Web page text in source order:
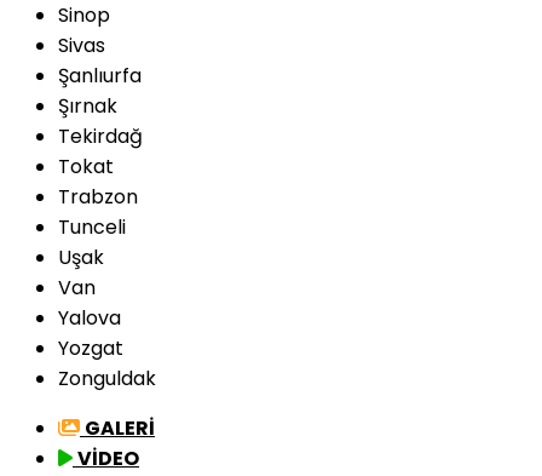
Sinop
Sivas
Şanlıurfa
Şırnak
Tekirdağ
Tokat
Trabzon
Tunceli
Uşak
Van
Yalova
Yozgat
Zonguldak
GALERİ
VİDEO